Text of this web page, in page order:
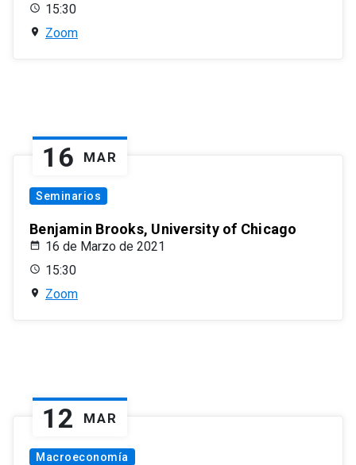
15:30
Zoom
16 MAR
Seminarios
Benjamin Brooks, University of Chicago
16 de Marzo de 2021
15:30
Zoom
12 MAR
Macroeconomía